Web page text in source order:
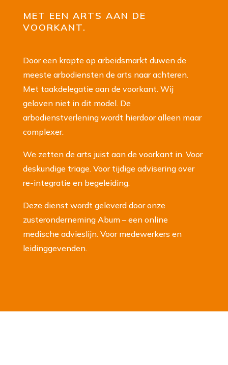
MET EEN ARTS AAN DE
VOORKANT.
Door een krapte op arbeidsmarkt duwen de
meeste arbodiensten de arts naar achteren.
Met taakdelegatie aan de voorkant. Wij
geloven niet in dit model. De
arbodienstverlening wordt hierdoor alleen maar
complexer.
We zetten de arts juist aan de voorkant in. Voor
deskundige triage. Voor tijdige advisering over
re-integratie en begeleiding.
Deze dienst wordt geleverd door onze
zusteronderneming Abum – een online
medische advieslijn. Voor medewerkers en
leidinggevenden.